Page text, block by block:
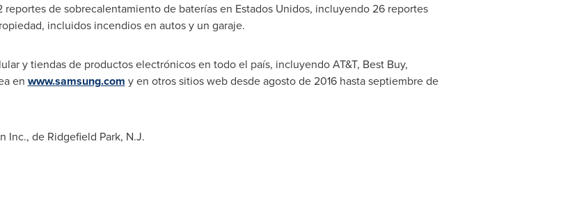
de sobrecalentamiento de baterías en Estados Unidos, incluyendo 26 reportes
incluidos incendios en autos y un garaje.
y tiendas de productos electrónicos en todo el país, incluyendo AT&T, Best Buy,
en www.samsung.com y en otros sitios web desde agosto de 2016 hasta septiembre de
Inc., de Ridgefield Park, N.J.